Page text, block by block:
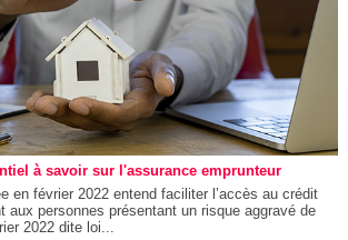
à savoir sur l'assurance emprunteur
en février 2022 entend faciliter l’accès au crédit
aux personnes présentant un risque aggravé de
2022 dite loi...